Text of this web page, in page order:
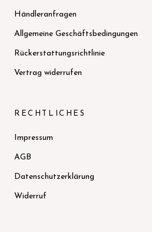
Händleranfragen
Allgemeine Geschäftsbedingungen
Rückerstattungsrichtlinie
Vertrag widerrufen
RECHTLICHES
Impressum
AGB
Datenschutzerklärung
Widerruf